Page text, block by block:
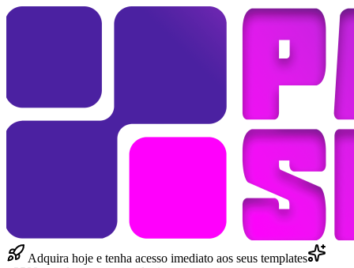
Adquira hoje e tenha acesso imediato aos seus templates